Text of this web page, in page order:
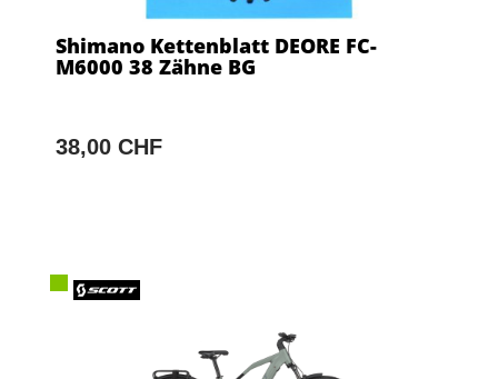
Shimano Kettenblatt DEORE FC-
M6000 38 Zähne BG
38,00 CHF